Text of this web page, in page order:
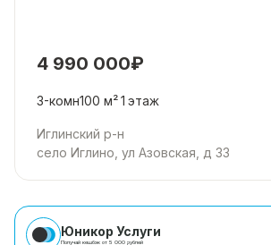
4 990 000₽
3-комн100 м²1 этаж
Иглинский р-н
село Иглино, ул Азовская, д 33
Юникор Услуги
Получай кешбэк от 5 000 рублей